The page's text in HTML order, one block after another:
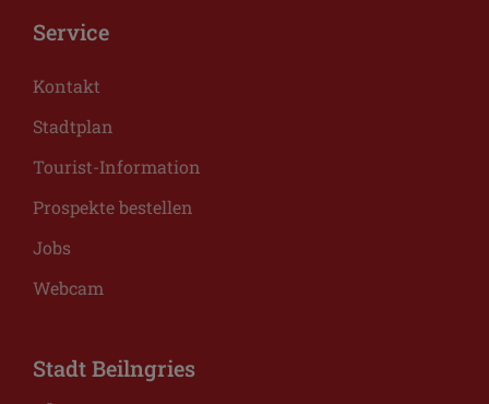
Service
Kontakt
Stadtplan
Tourist-Information
Prospekte bestellen
Jobs
Webcam
Stadt Beilngries